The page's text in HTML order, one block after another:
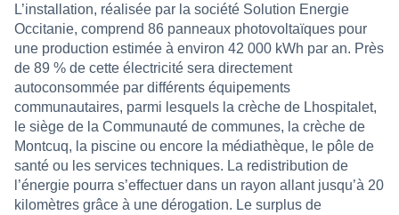
L’installation, réalisée par la société Solution Energie
Occitanie, comprend 86 panneaux photovoltaïques pour
une production estimée à environ 42 000 kWh par an. Près
de 89 % de cette électricité sera directement
autoconsommée par différents équipements
communautaires, parmi lesquels la crèche de Lhospitalet,
le siège de la Communauté de communes, la crèche de
Montcuq, la piscine ou encore la médiathèque, le pôle de
santé ou les services techniques. La redistribution de
l’énergie pourra s’effectuer dans un rayon allant jusqu’à 20
kilomètres grâce à une dérogation. Le surplus de